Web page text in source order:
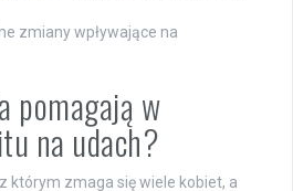
zmiany wpływające na
pomagają w
na udach?
którym zmaga się wiele kobiet, a